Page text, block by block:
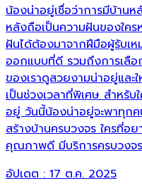
น้องน่าอยู่เชื่อว่าการมีบ้าน
หลังถือเป็นความฝันของใค
ฝันได้ต้องมาจากฝีมือผู้รับเ
ออกแบบที่ดี รวมถึงการเลื
ของเราดูสวยงามน่าอยู่แล
เป็นช่วงเวลาที่พิเศษ สำหรั
อยู่ วันนี้น้องน่าอยู่จะพาทุก
สร้างบ้านครบวงจร ใครที่อ
คุณภาพดี มีบริการครบวงจ
อัปเดต :17 ต.ค. 2025